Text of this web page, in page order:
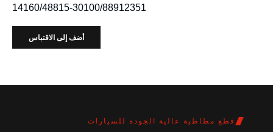
14160/48815-30100/88912351
أضف إلى الاقتباس
قطع مطاطية عالية الجودة للسيارات